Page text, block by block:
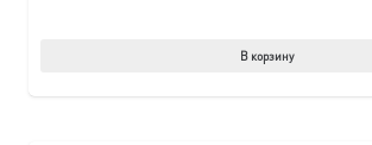
В корзину